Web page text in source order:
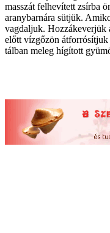
masszát felhevített zsírba
aranybarnára sütjük.
vagdaljuk. Hozzákeverjük
előtt vízgőzön
tálban meleg hígított